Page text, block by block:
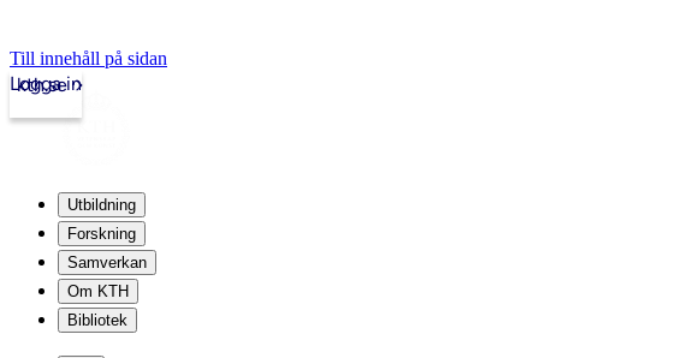
Till innehåll på sidan
kth.se
Logga in
Utbildning
Forskning
Samverkan
Om KTH
Bibliotek